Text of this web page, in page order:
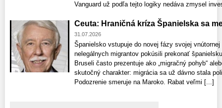
Vanguard už podľa tejto logiky nedáva zmysel
Ceuta: Hraničná kríza Španielska sa
31.07.2026
Španielsko vstupuje do novej fázy svojej
nelegálnych migrantov pokúsili prekonať
Bruseli často prezentuje ako „migračný pohyb“
skutočný charakter: migrácia sa už dávno stala
Podozrenie smeruje na Maroko. Rabat veľmi [...]